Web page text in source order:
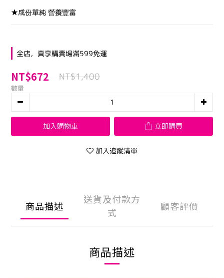
★成份單純 營養豐富
全店，真享購賣場滿599免運
NT$672 NT$1,400
數量
加入購物車 立即購買
加入追蹤清單
商品描述
送貨及付款方
式
顧客評價
商品描述